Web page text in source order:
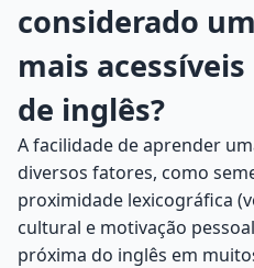
considerado
mais
de inglês?
A facilidade de aprender
diversos fatores, como
proximidade lexicográfica
cultural e motivação
próxima do inglês em